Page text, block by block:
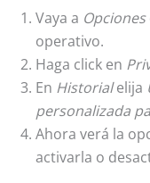
Vaya a Opciones
operativo.
Haga click en
En Historialelija
personalizada
Ahora verá la
activarla o